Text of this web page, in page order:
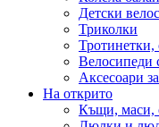
Детски
Триколки
Тротинетки,
Велосипеди
Аксесоари
На открито
Къщи, маси,